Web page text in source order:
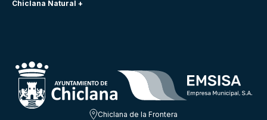
Chiclana Natural +
Chiclana de la Frontera